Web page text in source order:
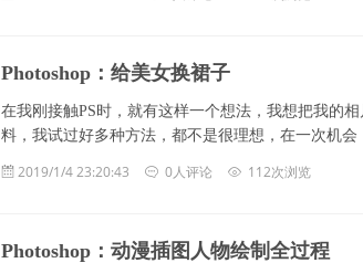
Photoshop：给美女换裙子
在我刚接触PS时，就有这样一个想法，我想把我的
料，我试过好多种方法，都不是很理想，在一次机会
2019/1/4 23:20:43 0人评论 112次浏览
Photoshop：动漫插图人物绘制全过程